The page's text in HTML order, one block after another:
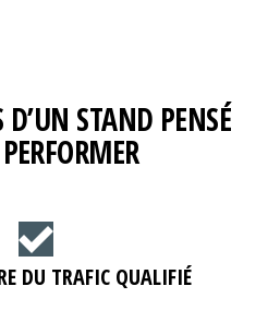
D’UN STAND PENSÉ
DU TRAFIC QUALIFIÉ